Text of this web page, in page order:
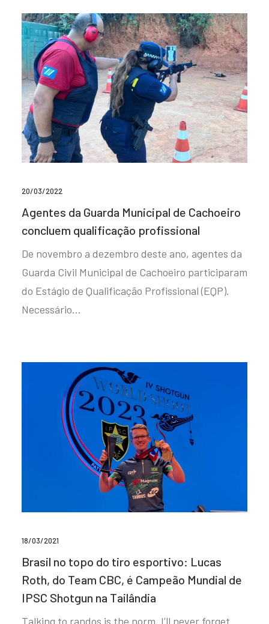
20/03/2022
Agentes da Guarda Municipal de Cachoeiro
concluem qualificação profissional
De novembro a dezembro deste ano, agentes da
Guarda Civil Municipal de Cachoeiro participaram
do Estágio de Qualificação Profissional (EQP).
Necessário…
18/03/2021
Brasil no topo do tiro esportivo: Lucas
Roth, do Team CBC, é Campeão Mundial de
IPSC Shotgun na Tailândia
Talking to randos is the norm. I’ll never forget